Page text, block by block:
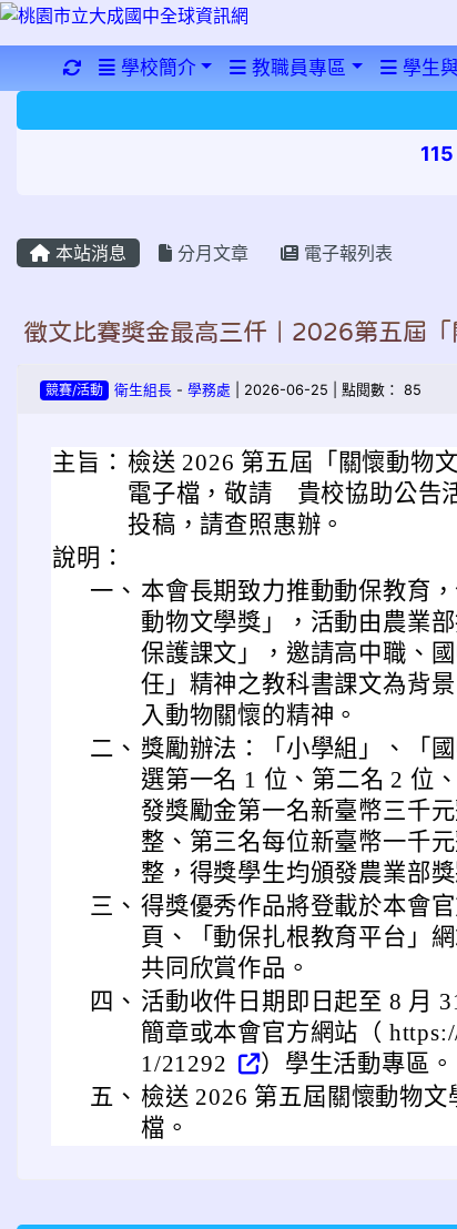
重新取得佈景設定
學校簡介 教職員專區 學生
本站消息 分月文章 電子報列表
徵文比賽獎金最高三仟｜2026第五屆「
競賽/活動 衛生組長- 學務處 | 2026-06-25 | 點閱數： 85
主旨： 檢送 2026 第五屆「關懷動物
電子檔，敬請 貴校協助公告
投稿，請查照惠辦。
說明：
一、 本會長期致力推動動保教育
動物文學獎」，活動由農業
保護課文」，邀請高中職、
任」精神之教科書課文為背
入動物關懷的精神。
二、 獎勵辦法：「小學組」、「
選第一名 1 位、第二名 2 位
發獎勵金第一名新臺幣三千
整、第三名每位新臺幣一千
整，得獎學生均頒發農業部獎
三、 得獎優秀作品將登載於本會
頁、「動保扎根教育平台」
共同欣賞作品。
四、 活動收件日期即日起至 8 月
簡章或本會官方網站（
1/21292
）學生活動專區。
五、 檢送 2026 第五屆關懷動物
檔。